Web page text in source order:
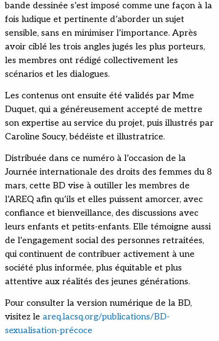
bande dessinée s’est imposé comme une façon à la
fois ludique et pertinente d’aborder un sujet
sensible, sans en minimiser l’importance. Après
avoir ciblé les trois angles jugés les plus porteurs,
les membres ont rédigé collectivement les
scénarios et les dialogues.
Les contenus ont ensuite été validés par Mme
Duquet, qui a généreusement accepté de mettre
son expertise au service du projet, puis illustrés par
Caroline Soucy, bédéiste et illustratrice.
Distribuée dans ce numéro à l’occasion de la
Journée internationale des droits des femmes du 8
mars, cette BD vise à outiller les membres de
l’AREQ afin qu’ils et elles puissent amorcer, avec
confiance et bienveillance, des discussions avec
leurs enfants et petits-enfants. Elle témoigne aussi
de l’engagement social des personnes retraitées,
qui continuent de contribuer activement à une
société plus informée, plus équitable et plus
attentive aux réalités des jeunes générations.
Pour consulter la version numérique de la BD,
visitez le areq.lacsq.org/publications/BD-
sexualisation-précoce